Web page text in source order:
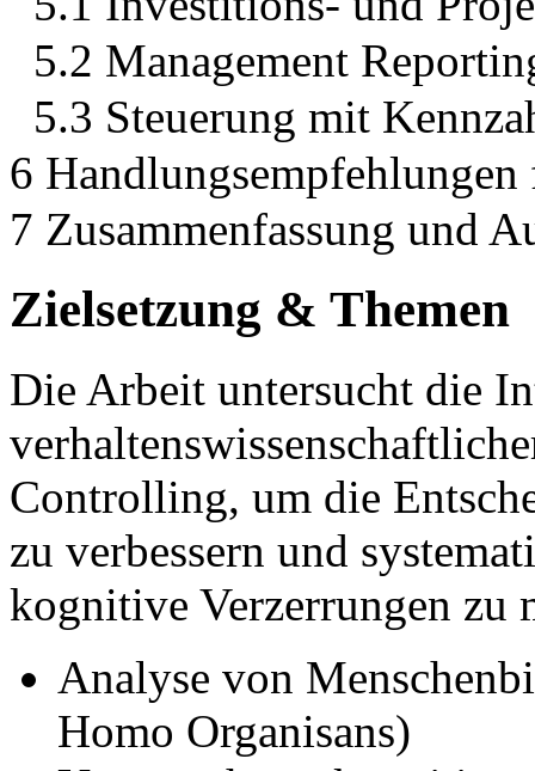
5.2 Management
5.3 Steuerung mit
6
7 Zusammenfassung und
Zielsetzung & Themen
Die Arbeit untersucht die
Controlling, um die
zu verbessern und
kognitive Verzerrungen zu
Analyse von
Homo Organisans)